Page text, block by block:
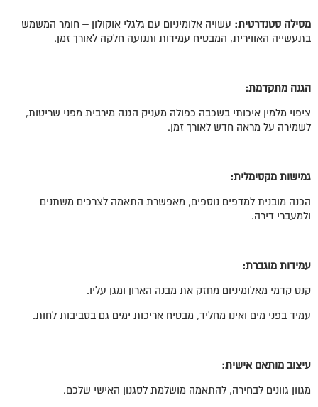
מסילה סטנדרטית: עשויה אלומיניום עם גלגלי אוקולון – חומר המשמש
בתעשייה האווירית, המבטיח עמידות ותנועה חלקה לאורך זמן.
הגנה מתקדמת:
ציפוי מלמין איכותי בשכבה כפולה מעניק הגנה מירבית מפני שריטות,
לשמירה על מראה חדש לאורך זמן.
גמישות מקסימלית:
הכנה מובנית למדפים נוספים, מאפשרת התאמה לצרכים משתנים
ולמעברי דירה.
עמידות מוגברת:
קנט קדמי מאלומיניום מחזק את מבנה הארון ומגן עליו.
עמיד בפני מים ואינו מחליד, מבטיח אריכות ימים גם בסביבות לחות.
עיצוב מותאם אישית:
מגוון גוונים לבחירה, להתאמה מושלמת לסגנון האישי שלכם.